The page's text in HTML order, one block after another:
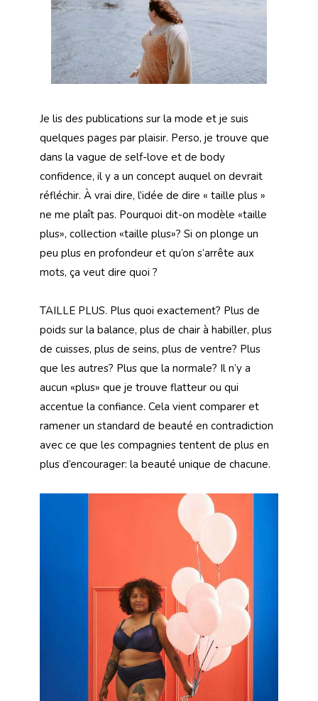
Je lis des publications sur la mode et je suis
quelques pages par plaisir. Perso, je trouve que
dans la vague de self-love et de body
confidence, il y a un concept auquel on devrait
réfléchir. À vrai dire, l’idée de dire « taille plus »
ne me plaît pas. Pourquoi dit-on modèle «taille
plus», collection «taille plus»? Si on plonge un
peu plus en profondeur et qu’on s’arrête aux
mots, ça veut dire quoi ?
TAILLE PLUS. Plus quoi exactement? Plus de
poids sur la balance, plus de chair à habiller, plus
de cuisses, plus de seins, plus de ventre? Plus
que les autres? Plus que la normale? Il n’y a
aucun «plus» que je trouve flatteur ou qui
accentue la confiance. Cela vient comparer et
ramener un standard de beauté en contradiction
avec ce que les compagnies tentent de plus en
plus d’encourager: la beauté unique de chacune.